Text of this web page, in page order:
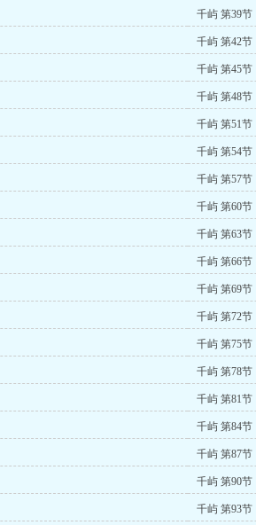
千屿 第39节
千屿 第42节
千屿 第45节
千屿 第48节
千屿 第51节
千屿 第54节
千屿 第57节
千屿 第60节
千屿 第63节
千屿 第66节
千屿 第69节
千屿 第72节
千屿 第75节
千屿 第78节
千屿 第81节
千屿 第84节
千屿 第87节
千屿 第90节
千屿 第93节